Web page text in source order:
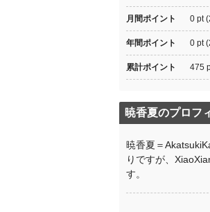
月間ポイント 0 pt
年間ポイント 0 pt
累計ポイント 475
暁香夏のプロフ
暁香夏＝
りですが、
す。